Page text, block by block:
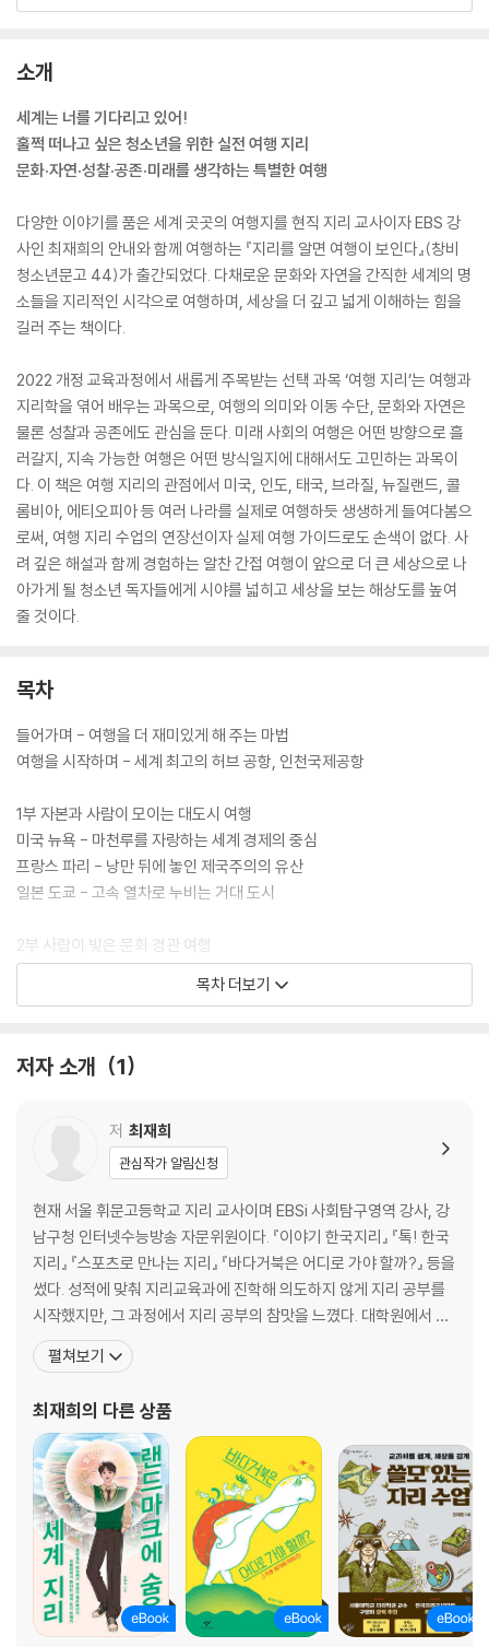
소개
세계는 너를 기다리고 있어!
훌쩍 떠나고 싶은 청소년을 위한 실전 여행 지리
문화·자연·성찰·공존·미래를 생각하는 특별한 여행
다양한 이야기를 품은 세계 곳곳의 여행지를 현직 지리 교사이자 EBS 강
사인 최재희의 안내와 함께 여행하는 『지리를 알면 여행이 보인다』(창비
청소년문고 44)가 출간되었다. 다채로운 문화와 자연을 간직한 세계의 명
소들을 지리적인 시각으로 여행하며, 세상을 더 깊고 넓게 이해하는 힘을
길러 주는 책이다.
2022 개정 교육과정에서 새롭게 주목받는 선택 과목 ‘여행 지리’는 여행과
지리학을 엮어 배우는 과목으로, 여행의 의미와 이동 수단, 문화와 자연은
물론 성찰과 공존에도 관심을 둔다. 미래 사회의 여행은 어떤 방향으로 흘
러갈지, 지속 가능한 여행은 어떤 방식일지에 대해서도 고민하는 과목이
다. 이 책은 여행 지리의 관점에서 미국, 인도, 태국, 브라질, 뉴질랜드, 콜
롬비아, 에티오피아 등 여러 나라를 실제로 여행하듯 생생하게 들여다봄으
로써, 여행 지리 수업의 연장선이자 실제 여행 가이드로도 손색이 없다. 사
려 깊은 해설과 함께 경험하는 알찬 간접 여행이 앞으로 더 큰 세상으로 나
아가게 될 청소년 독자들에게 시야를 넓히고 세상을 보는 해상도를 높여
줄 것이다.
목차
들어가며 - 여행을 더 재미있게 해 주는 마법
여행을 시작하며 - 세계 최고의 허브 공항, 인천국제공항
1부 자본과 사람이 모이는 대도시 여행
미국 뉴욕 - 마천루를 자랑하는 세계 경제의 중심
프랑스 파리 - 낭만 뒤에 놓인 제국주의의 유산
일본 도쿄 - 고속 열차로 누비는 거대 도시
2부 사람이 빚은 문화 경관 여행
인도 바라나시 - 삶과 죽음이 공존하는 도시
에스파냐 빌바오 - 도시의 운명을 바꾼 미술관
3부 자연이 만든 세상, 그 위에 숨 쉬는 인간
러시아 바이칼호 - 거대하고 신비로운 생명의 호수
뉴질랜드 웰링턴 - 화산의 흔적을 간직한 두 얼굴의 섬
4부 세상을 존중하는 여행자가 되기 위해
콜롬비아 메데인 - 새롭게 태어난 봄의 도시
에티오파 아디스아바바 - 커피 한 잔에 담긴 이야기
폴란드 아우슈비츠 - 기억하는 법을 배우는 여행
여행을 마치며 - 여행 박물관, 제주특별자치도
참고문헌
목차 더보기
저자 소개 1
저 최재희
관심작가 알림신청
현재 서울 휘문고등학교 지리 교사이며 EBSi 사회탐구영역 강사, 강
남구청 인터넷수능방송 자문위원이다. 『이야기 한국지리』 『톡! 한국
지리』 『스포츠로 만나는 지리』 『바다거북은 어디로 가야 할까?』 등을
썼다. 성적에 맞춰 지리교육과에 진학해 의도하지 않게 지리 공부를
시작했지만, 그 과정에서 지리 공부의 참맛을 느꼈다. 대학원에서 부
족한 부분을 보충하면서 지리와 다양한 분야의 연결 고리를 찾으려
노력했다. 고등학교 지리 교사로 생활하면서 때론 교과서를 벗어난
리 땅과 세계의 땅을 바로 알아 그곳에 담긴 이야기를
펼쳐보기
최재희의 다른 상품